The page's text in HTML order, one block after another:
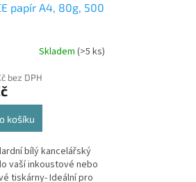
papír A4, 80g, 500
Skladem (>5 ks)
bez DPH
košíku
bílý kancelářský
vaší inkoustové nebo
tiskárny- Ideální pro